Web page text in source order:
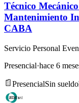
Técnico
Mantenimiento
CABA
Servicio Personal
Presencial·hace 6
PresencialSin sueldo